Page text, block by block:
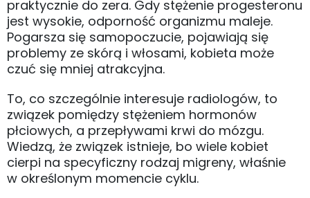
praktycznie do zera. Gdy stężenie progesteronu
jest wysokie, odporność organizmu maleje.
Pogarsza się samopoczucie, pojawiają się
problemy ze skórą i włosami, kobieta może
czuć się mniej atrakcyjna.
To, co szczególnie interesuje radiologów, to
związek pomiędzy stężeniem hormonów
płciowych, a przepływami krwi do mózgu.
Wiedzą, że związek istnieje, bo wiele kobiet
cierpi na specyficzny rodzaj migreny, właśnie
w określonym momencie cyklu.